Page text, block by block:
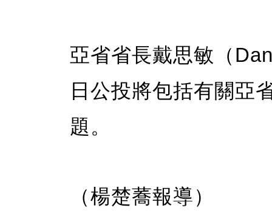
亞省省長戴思敏（
日公投將包括有關亞
題。
（楊楚蕎報導）